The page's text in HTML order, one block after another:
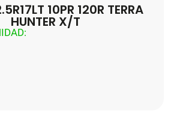
10PR 120R TERRA
HUNTER X/T